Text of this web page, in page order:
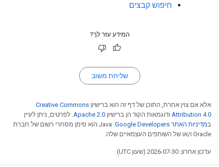
חיפוש קבצים
המידע עזר לך?
שליחת משוב
אלא אם צוין אחרת, התוכן של דף זה הוא ברישיון Creative Commons
Attribution 4.0 ודוגמאות הקוד הן ברישיון Apache 2.0. לפרטים, ניתן לעיין
במדיניות האתר Google Developers‏
.‏ Java הוא סימן מסחרי רשום של חברת
Oracle ו/או של השותפים העצמאיים שלה.
עדכון אחרון: 2026-07-30 (שעון UTC).